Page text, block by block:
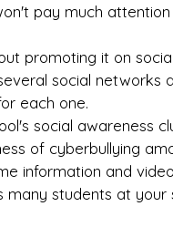
pay much
promoting it on
social networks
each one.
social awareness
of cyberbullying
information and
many students at your